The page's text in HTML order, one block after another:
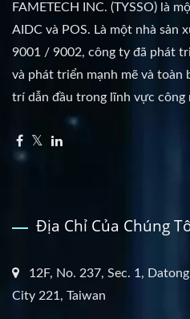
FAMETECH INC. (TYSSO) là
AIDC và POS. Là một nhà sản
9001 / 9002, công ty đã phát
và phát triển mạnh mẽ và toàn
trí dẫn đầu trong lĩnh vực công
Địa Chỉ Của Chúng
12F, No. 237, Sec. 1,
City 221, Taiwan